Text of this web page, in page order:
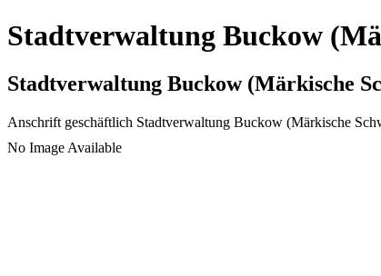
Stadtverwaltung Buckow
Stadtverwaltung Buckow (Märkische
Anschrift geschäftlich Stadtverwaltung Buckow (Märkische
No Image Available